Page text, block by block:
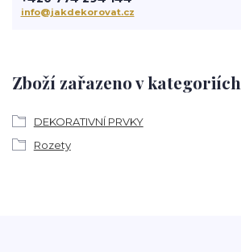
Zboží zařazeno v kategoriích
DEKORATIVNÍ PRVKY
Rozety
info@jakdekorovat.cz